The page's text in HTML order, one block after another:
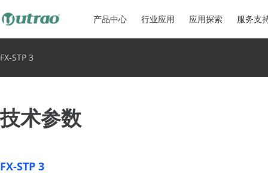
产品中心 行业应用 应用探索 服务支
FX-STP 3
技术参数
FX-STP 3